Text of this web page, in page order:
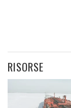
RISORSE